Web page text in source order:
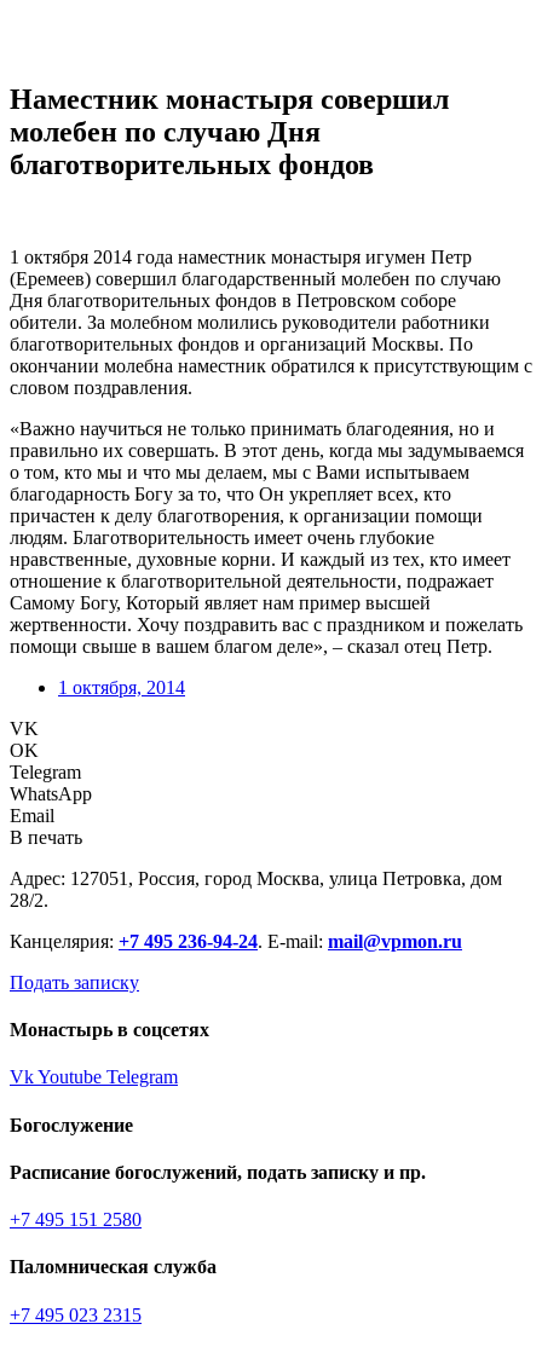
Наместник монастыря совершил
молебен по случаю Дня
благотворительных фондов
1 октября 2014 года наместник монастыря игумен Петр
(Еремеев) совершил благодарственный молебен по случаю
Дня благотворительных фондов в Петровском соборе
обители. За молебном молились руководители работники
благотворительных фондов и организаций Москвы. По
окончании молебна наместник обратился к присутствующим с
словом поздравления.
«Важно научиться не только принимать благодеяния, но и
правильно их совершать. В этот день, когда мы задумываемся
о том, кто мы и что мы делаем, мы с Вами испытываем
благодарность Богу за то, что Он укрепляет всех, кто
причастен к делу благотворения, к организации помощи
людям. Благотворительность имеет очень глубокие
нравственные, духовные корни. И каждый из тех, кто имеет
отношение к благотворительной деятельности, подражает
Самому Богу, Который являет нам пример высшей
жертвенности. Хочу поздравить вас с праздником и пожелать
помощи свыше в вашем благом деле», – сказал отец Петр.
1 октября, 2014
VK
OK
Telegram
WhatsApp
Email
В печать
Адрес: 127051, Россия, город Москва, улица Петровка, дом
28/2.
Канцелярия: +7 495 236-94-24. E-mail: mail@vpmon.ru
Подать записку
Монастырь в соцсетях
VkYoutube Telegram
Богослужение
Расписание богослужений, подать записку и пр.
+7 495 151 2580
Паломническая служба
+7 495 023 2315